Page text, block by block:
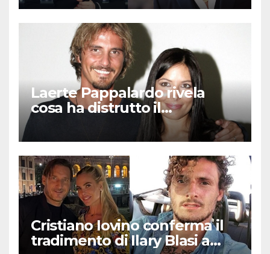
Laerte Pappalardo rivela
cosa ha distrutto il
matrimonio con Selvaggia
Lucarelli
Cristiano Iovino conferma il
tradimento di Ilary Blasi a